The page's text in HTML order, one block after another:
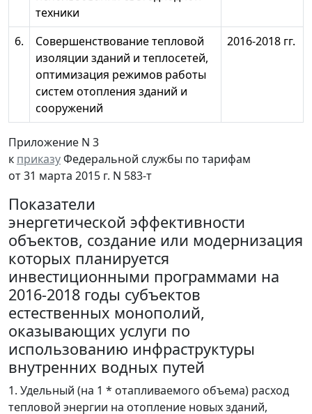
техники
6.
Совершенствование тепловой
изоляции зданий и теплосетей,
оптимизация режимов работы
систем отопления зданий и
сооружений
2016-2018 гг.
Приложение N 3
к приказуФедеральной службы по тарифам
от 31 марта 2015 г. N 583-т
Показатели
энергетической эффективности
объектов, создание или модернизация
которых планируется
инвестиционными программами на
2016-2018 годы субъектов
естественных монополий,
оказывающих услуги по
использованию инфраструктуры
внутренних водных путей
1. Удельный (на 1 * отапливаемого объема) расход
тепловой энергии на отопление новых зданий,